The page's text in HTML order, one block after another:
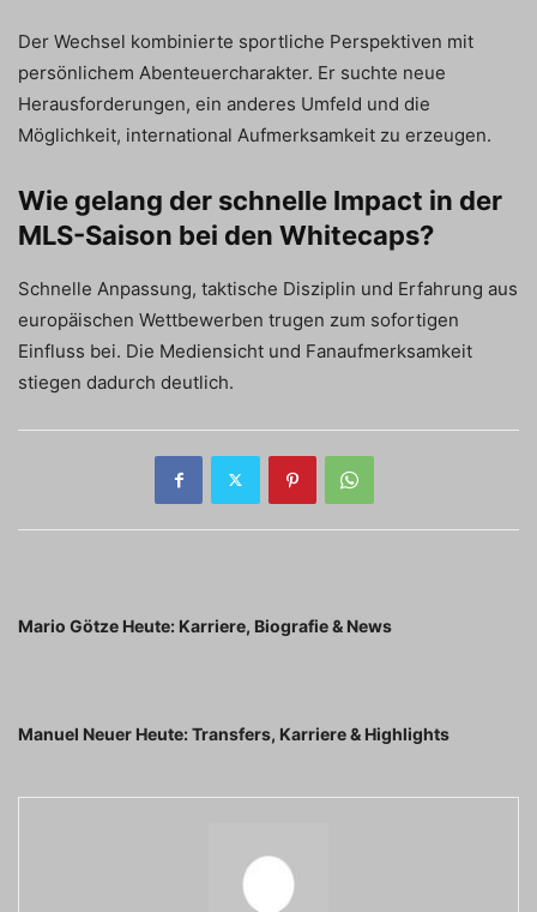
Der Wechsel kombinierte sportliche Perspektiven mit
persönlichem Abenteuercharakter. Er suchte neue
Herausforderungen, ein anderes Umfeld und die
Möglichkeit, international Aufmerksamkeit zu erzeugen.
Wie gelang der schnelle Impact in der
MLS-Saison bei den Whitecaps?
Schnelle Anpassung, taktische Disziplin und Erfahrung aus
europäischen Wettbewerben trugen zum sofortigen
Einfluss bei. Die Mediensicht und Fanaufmerksamkeit
stiegen dadurch deutlich.
Mario Götze Heute: Karriere, Biografie & News
Manuel Neuer Heute: Transfers, Karriere & Highlights